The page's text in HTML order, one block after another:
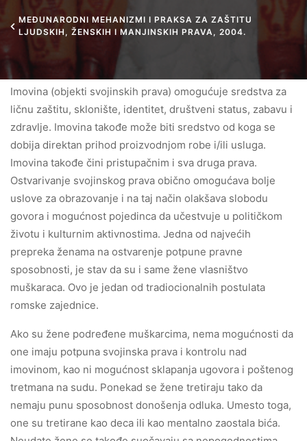
MEĐUNARODNI MEHANIZMI I PRAKSA ZA ZAŠTITU
LJUDSKIH, ŽENSKIH I MANJINSKIH PRAVA, 2004.
Imovina (objekti svojinskih prava) omogućuje sredstva za
ličnu zaštitu, sklonište, identitet, društveni status, zabavu i
zdravlje. Imovina takođe može biti sredstvo od koga se
dobija direktan prihod proizvodnjom robe i/ili usluga.
Imovina takođe čini pristupačnim i sva druga prava.
Ostvarivanje svojinskog prava obično omogućava bolje
uslove za obrazovanje i na taj način olakšava slobodu
govora i mogućnost pojedinca da učestvuje u političkom
životu i kulturnim aktivnostima. Jedna od najvećih
prepreka ženama na ostvarenje potpune pravne
sposobnosti, je stav da su i same žene vlasništvo
muškaraca. Ovo je jedan od tradiocionalnih postulata
romske zajednice.
Ako su žene podređene muškarcima, nema mogućnosti da
one imaju potpuna svojinska prava i kontrolu nad
imovinom, kao ni mogućnost sklapanja ugovora i poštenog
tretmana na sudu. Ponekad se žene tretiraju tako da
nemaju punu sposobnost donošenja odluka. Umesto toga,
one su tretirane kao deca ili kao mentalno zaostala bića.